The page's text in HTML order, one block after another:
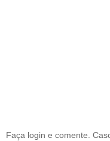
Faça login e comente.